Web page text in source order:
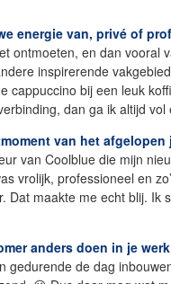
energie van, privé of
ontmoeten, en dan vooral
inspirerende
cappuccino bij een leuk
dan ga ik altijd
van het
van Coolblue die mijn
vrolijk, professioneel en
Dat maakte me echt blij. Ik
anders doen in je
gedurende de dag